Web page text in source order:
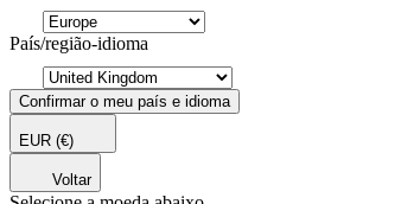
País/região-idioma
Confirmar o meu país e idioma
EUR (€)
Voltar